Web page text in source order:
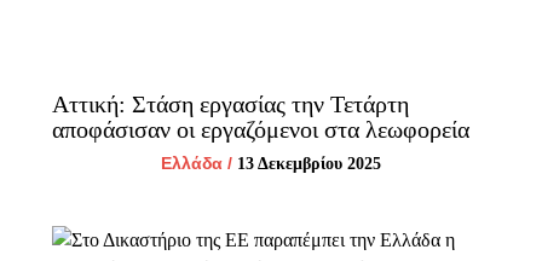
Αττική: Στάση εργασίας την Τετάρτη
αποφάσισαν οι εργαζόμενοι στα λεωφορεία
Ελλάδα / 13 Δεκεμβρίου 2025